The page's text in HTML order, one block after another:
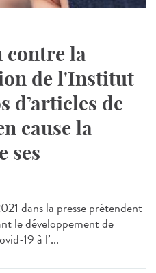
contre la
de l'Institut
d’articles de
cause la
ses
dans la presse prétendent
le développement de
19 à l’...